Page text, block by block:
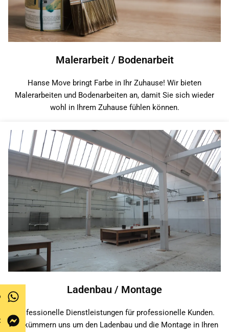
Malerarbeit / Bodenarbeit
Hanse Move bringt Farbe in Ihr Zuhause! Wir bieten
Malerarbeiten und Bodenarbeiten an, damit Sie sich wieder
wohl in Ihrem Zuhause fühlen können.
Ladenbau / Montage
Professionelle Dienstleistungen für professionelle Kunden.
Wir kümmern uns um den Ladenbau und die Montage in Ihren